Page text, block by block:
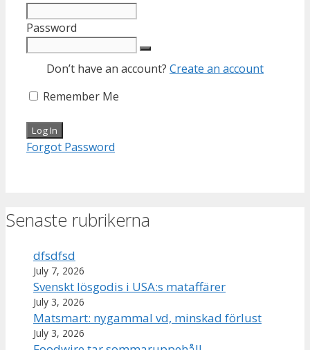
Password
Don’t have an account? Create an account
Remember Me
Forgot Password
Senaste rubrikerna
dfsdfsd
July 7, 2026
Svenskt lösgodis i USA:s mataffärer
July 3, 2026
Matsmart: nygammal vd, minskad förlust
July 3, 2026